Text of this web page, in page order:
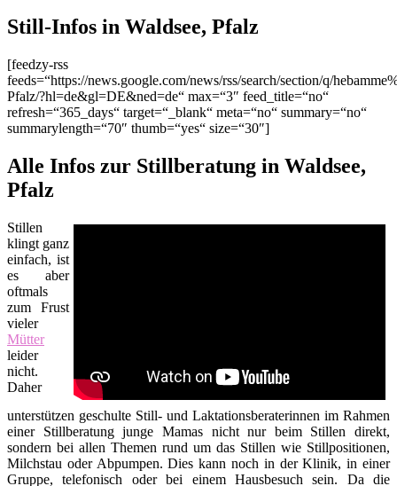
Still-Infos in Waldsee, Pfalz
[feedzy-rss
feeds=“https://news.google.com/news/rss/search/section/q/
Pfalz/?hl=de&gl=DE&ned=de“ max=“3″ feed_title=“no“
refresh=“365_days“ target=“_blank“ meta=“no“ summary=“no“
summarylength=“70″ thumb=“yes“ size=“30″]
Alle Infos zur Stillberatung in Waldsee,
Pfalz
Stillen
klingt ganz
einfach, ist
es aber
oftmals
zum Frust
vieler
Mütter
leider
nicht.
Daher
unterstützen geschulte Still- und Laktationsberaterinnen im Rahmen
einer Stillberatung junge Mamas nicht nur beim Stillen direkt,
sondern bei allen Themen rund um das Stillen wie Stillpositionen,
Milchstau oder Abpumpen. Dies kann noch in der Klinik, in einer
Gruppe, telefonisch oder bei einem Hausbesuch sein. Da die